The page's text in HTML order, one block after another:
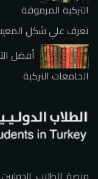
التركية المرموقة
تعرف علي شكل
أفضل
الجامعات التركية